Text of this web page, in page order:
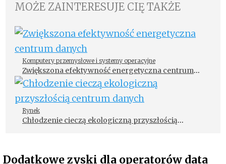
MOŻE ZAINTERESUJE CIĘ TAKŻE
Komputery przemysłowe i systemy operacyjne
Zwiększona efektywność energetyczna centrum
danych
Rynek
Chłodzenie cieczą ekologiczną przyszłością
Dodatkowe zyski dla operatorów data